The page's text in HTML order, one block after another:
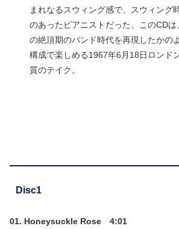
まれなるスウィング感で、スウィング
のあったピアニストだった。このCDは
の絶頂期のバンド時代を再現したかの
構成で楽しめる1967年6月18日ロンド
質のテイク。
Disc1
01. Honeysuckle Rose 4:01